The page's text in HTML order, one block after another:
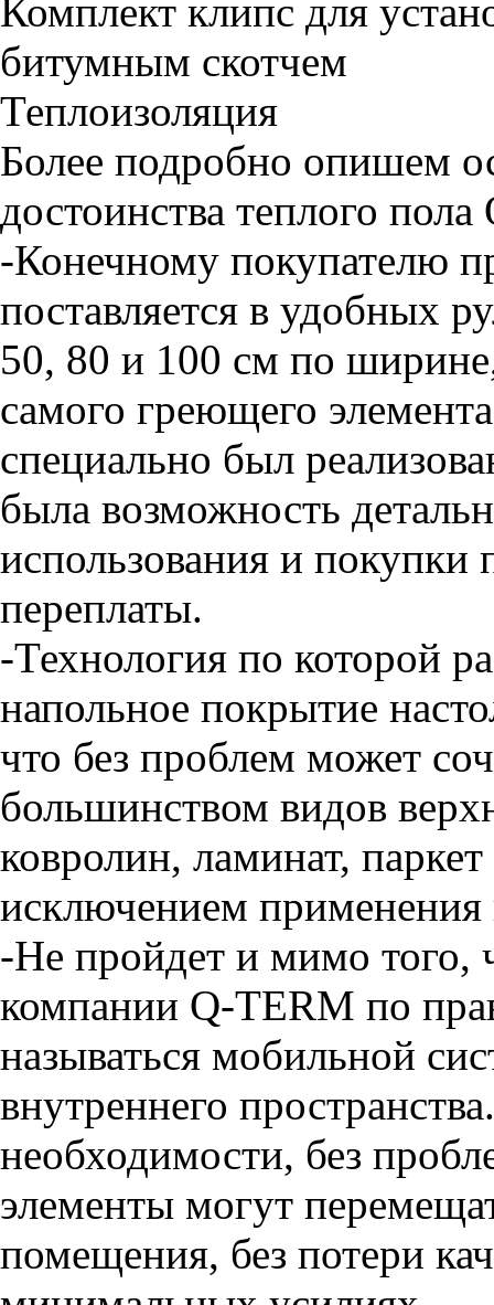
Комплект клипс для
битумным скотчем
Теплоизоляция
Более подробно опишем
достоинства теплого
-Конечному покупателю
поставляется в удобных
50, 80 и 100 см по
самого греющего
специально был
была возможность
использования и покупки
переплаты.
-Технология по которой
напольное покрытие
что без проблем может
большинством видов
ковролин, ламинат,
исключением применения
-Не пройдет и мимо того,
компании Q-TERM по
называться мобильной
внутреннего
необходимости, без
элементы могут
помещения, без потери